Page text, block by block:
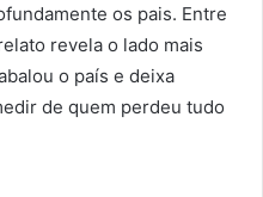
os pais. Entre
revela o lado mais
o país e deixa
de quem perdeu tudo